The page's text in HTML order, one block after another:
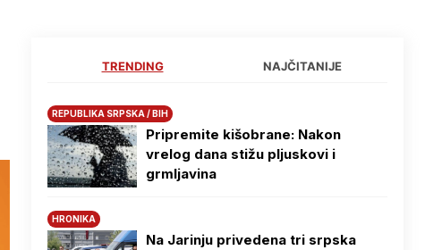
TRENDING NAJČITANIJE
REPUBLIKA SRPSKA / BIH
Pripremite kišobrane: Nakon
vrelog dana stižu pljuskovi i
grmljavina
HRONIKA
Na Јarinju privedena tri srpska